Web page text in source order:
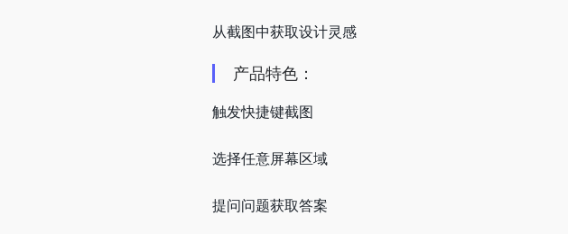
从截图中获取设计灵感
产品特色：
触发快捷键截图
选择任意屏幕区域
提问问题获取答案